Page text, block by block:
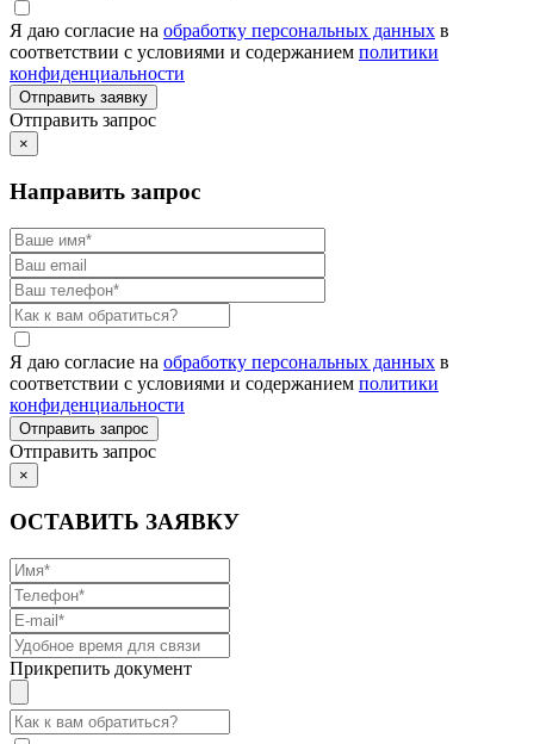
Я даю согласие на обработку персональных данных в
соответствии с условиями и содержанием политики
конфиденциальности
Отправить запрос
×
Направить запрос
Я даю согласие на обработку персональных данных в
соответствии с условиями и содержанием политики
конфиденциальности
Отправить запрос
×
ОСТАВИТЬ ЗАЯВКУ
Прикрепить документ